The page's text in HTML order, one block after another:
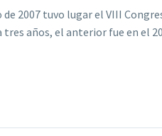
de 2007 tuvo lugar el VIII
tres años, el anterior fue en el